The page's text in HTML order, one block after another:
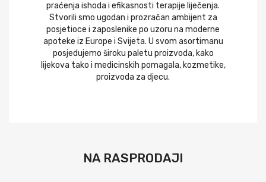
praćenja ishoda i efikasnosti terapije liječenja.
Stvorili smo ugodan i prozračan ambijent za
posjetioce i zaposlenike po uzoru na moderne
apoteke iz Europe i Svijeta. U svom asortimanu
posjedujemo široku paletu proizvoda, kako
lijekova tako i medicinskih pomagala, kozmetike,
proizvoda za djecu.
NA RASPRODAJI